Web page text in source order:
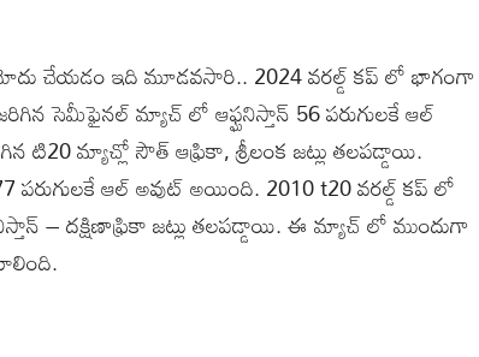
చేయడం ఇది మూడవసారి.. 2024 వరల్డ్ కప్ లో భాగంగా
సెమీఫైనల్ మ్యాచ్ లో ఆఫ్ఘనిస్తాన్ 56 పరుగులకే ఆల్
మ్యాచ్లో సౌత్ ఆఫ్రికా, శ్రీలంక జట్లు తలపడ్డాయి.
పరుగులకే ఆల్ అవుట్ అయింది. 2010 t20 వరల్డ్ కప్ లో
– దక్షిణాఫ్రికా జట్లు తలపడ్డాయి. ఈ మ్యాచ్ లో ముందుగా